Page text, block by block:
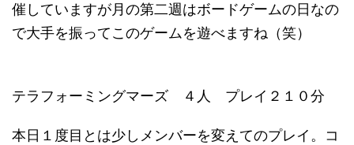
催していますが月の第二週はボードゲームの日なの
で大手を振ってこのゲームを遊べますね（笑）
テラフォーミングマーズ ４人 プレイ２１０分
本日１度目とは少しメンバーを変えてのプレイ。コ